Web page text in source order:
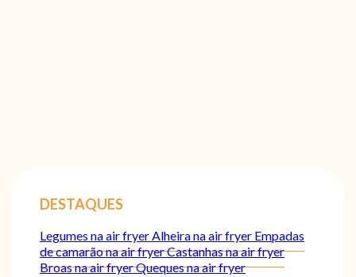
DESTAQUES
Legumes na air fryerAlheira na air fryer Empadas
de camarão na air fryerCastanhas na air fryer
Broas na air fryerQueques na air fryer